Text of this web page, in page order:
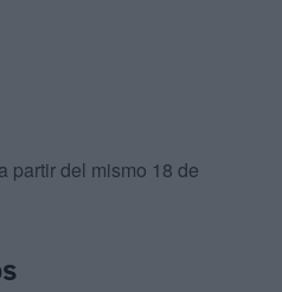
partir del mismo 18 de